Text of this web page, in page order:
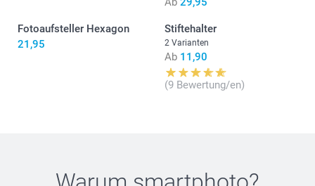
Fotoaufsteller Hexagon
21,95
Stiftehalter
2 Varianten
Ab 11,90
(9 Bewertung/en)